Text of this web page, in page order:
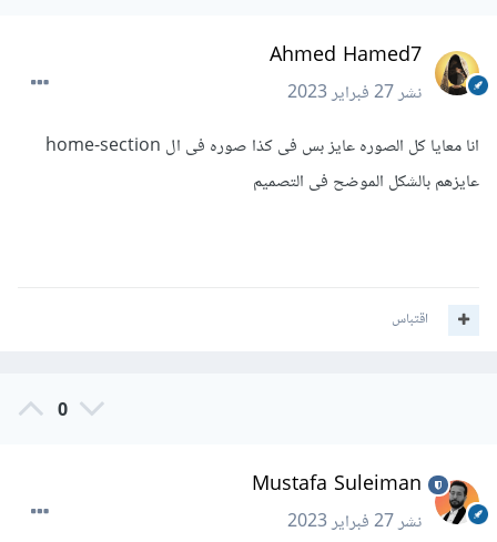
Ahmed Hamed7
نشر27 فبراير 2023
انا معايا كل الصوره عايز بس فى كذا صوره فى ال home-section
عايزهم بالشكل الموضح فى التصميم
اقتباس
0
Mustafa Suleiman
نشر27 فبراير 2023